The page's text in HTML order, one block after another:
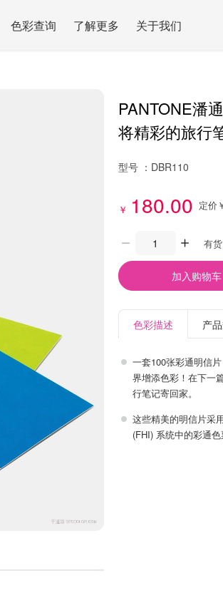
色彩查询 了解更多 关于我们
PANTONE潘
将精彩的旅行
型号 ： DBR110
￥ 180.00 定价
有货
加入购物车
色彩描述 产
一套100张彩通明信
界增添色彩！在下一
行笔记寄回家。
这些精美的明信片采
(FHI) 系统中的彩通色